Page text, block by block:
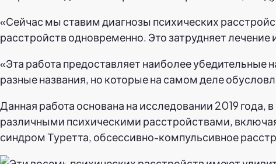
«Сейчас мы ставим диагнозы психических
расстройств одновременно. Это затрудняет
«Эта работа предоставляет наиболее убедительные
разные названия, но которые на самом деле
Данная работа основана на исследовании 2019
различными психическими расстройствами,
синдром Туретта, обсессивно-компульсивное